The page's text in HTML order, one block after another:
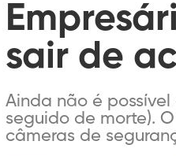
sair de
Ainda não é
seguido de morte).
câmeras de